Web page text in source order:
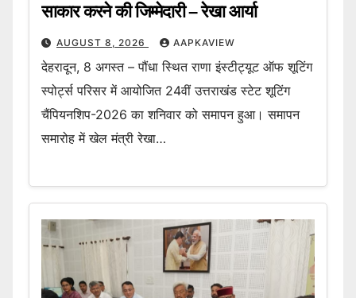
साकार करने की जिम्मेदारी – रेखा आर्या
AUGUST 8, 2026 AAPKAVIEW
देहरादून, 8 अगस्त – पौंधा स्थित राणा इंस्टीट्यूट ऑफ शूटिंग
स्पोर्ट्स परिसर में आयोजित 24वीं उत्तराखंड स्टेट शूटिंग
चैंपियनशिप-2026 का शनिवार को समापन हुआ। समापन
समारोह में खेल मंत्री रेखा…